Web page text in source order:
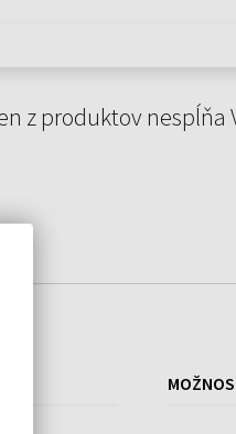
z produktov nespĺňa